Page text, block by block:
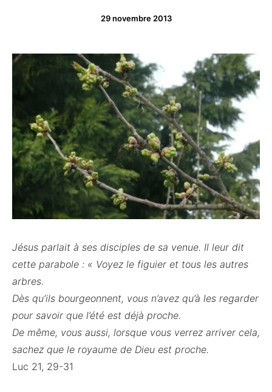
29 novembre 2013
Jésus parlait à ses disciples de sa venue. Il leur dit
cette parabole : « Voyez le figuier et tous les autres
arbres.
Dès qu’ils bourgeonnent, vous n’avez qu’à les regarder
pour savoir que l’été est déjà proche.
De même, vous aussi, lorsque vous verrez arriver cela,
sachez que le royaume de Dieu est proche.
Luc 21, 29-31